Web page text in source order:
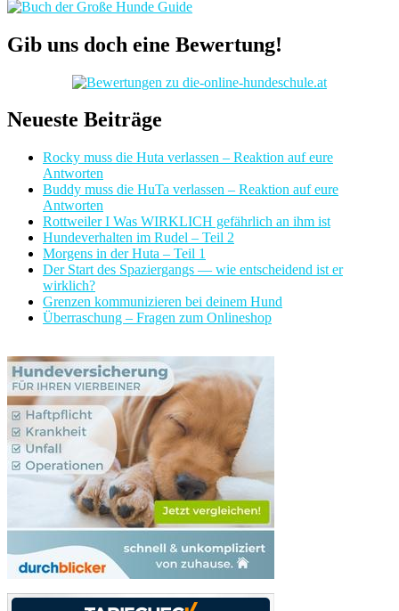
Gib uns doch eine Bewertung!
Neueste Beiträge
Rocky muss die Huta verlassen – Reaktion auf eure
Antworten
Buddy muss die HuTa verlassen – Reaktion auf eure
Antworten
Rottweiler I Was WIRKLICH gefährlich an ihm ist
Hundeverhalten im Rudel – Teil 2
Morgens in der Huta – Teil 1
Der Start des Spaziergangs — wie entscheidend ist er
wirklich?
Grenzen kommunizieren bei deinem Hund
Überraschung – Fragen zum Onlineshop